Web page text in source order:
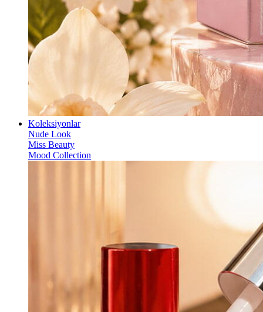
Koleksiyonlar
Nude Look
Miss Beauty
Mood Collection